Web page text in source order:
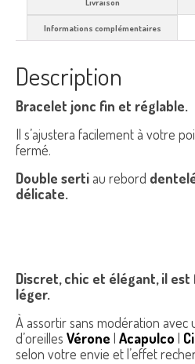
Informations complémentaires
Description
Bracelet jonc fin et réglable.
Il s’ajustera facilement à votre
fermé.
Double sertiau rebord
délicate.
Discret, chic et élégant, il
léger.
À assortir sans modération avec
d’oreilles Vérone | Acapulco |
selon votre envie et l’effet